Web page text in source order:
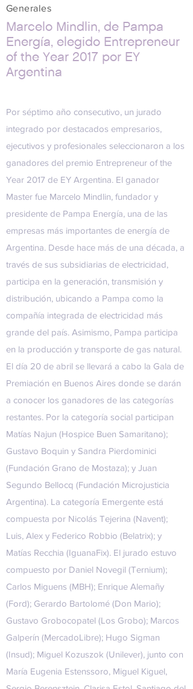
Generales
Marcelo Mindlin, de Pampa
Energía, elegido Entrepreneur
of the Year 2017 por EY
Argentina
Por séptimo año consecutivo, un jurado
integrado por destacados empresarios,
ejecutivos y profesionales seleccionaron a los
ganadores del premio Entrepreneur of the
Year 2017 de EY Argentina. El ganador
Master fue Marcelo Mindlin, fundador y
presidente de Pampa Energía, una de las
empresas más importantes de energía de
Argentina. Desde hace más de una década, a
través de sus subsidiarias de electricidad,
participa en la generación, transmisión y
distribución, ubicando a Pampa como la
compañía integrada de electricidad más
grande del país. Asimismo, Pampa participa
en la producción y transporte de gas natural.
El día 20 de abril se llevará a cabo la Gala de
Premiación en Buenos Aires donde se darán
a conocer los ganadores de las categorías
restantes. Por la categoría social participan
Matías Najun (Hospice Buen Samaritano);
Gustavo Boquin y Sandra Pierdominici
(Fundación Grano de Mostaza); y Juan
Segundo Bellocq (Fundación Microjusticia
Argentina). La categoría Emergente está
compuesta por Nicolás Tejerina (Navent);
Luis, Alex y Federico Robbio (Belatrix); y
Matías Recchia (IguanaFix). El jurado estuvo
compuesto por Daniel Novegil (Ternium);
Carlos Miguens (MBH); Enrique Alemañy
(Ford); Gerardo Bartolomé (Don Mario);
Gustavo Grobocopatel (Los Grobo); Marcos
Galperín (MercadoLibre); Hugo Sigman
(Insud); Miguel Kozuszok (Unilever), junto con
María Eugenia Estenssoro, Miguel Kiguel,